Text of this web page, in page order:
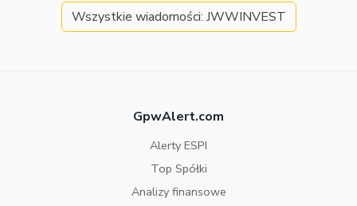
Wszystkie wiadomości: JWWINVEST
GpwAlert.com
Alerty ESPI
Top Spółki
Analizy finansowe